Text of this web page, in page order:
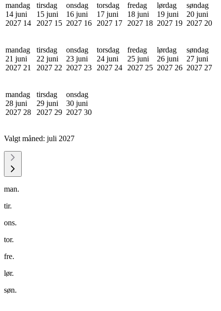
mandag
14 juni
2027 14
tirsdag
15 juni
2027 15
onsdag
16 juni
2027 16
torsdag
17 juni
2027 17
fredag
18 juni
2027 18
lørdag
19 juni
2027 19
søndag
20 juni
2027 20
mandag
21 juni
2027 21
tirsdag
22 juni
2027 22
onsdag
23 juni
2027 23
torsdag
24 juni
2027 24
fredag
25 juni
2027 25
lørdag
26 juni
2027 26
søndag
27 juni
2027 27
mandag
28 juni
2027 28
tirsdag
29 juni
2027 29
onsdag
30 juni
2027 30
Valgt måned: juli 2027
man.
tir.
ons.
tor.
fre.
lør.
søn.